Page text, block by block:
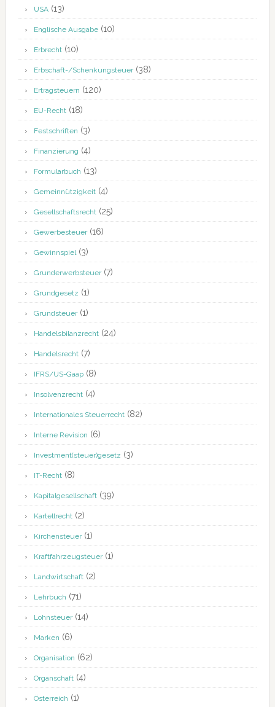
USA(13)
Englische Ausgabe(10)
Erbrecht(10)
Erbschaft-/Schenkungsteuer(38)
Ertragsteuern (120)
EU-Recht(18)
Festschriften (3)
Finanzierung (4)
Formularbuch (13)
Gemeinnützigkeit(4)
Gesellschaftsrecht(25)
Gewerbesteuer(16)
Gewinnspiel(3)
Grunderwerbsteuer(7)
Grundgesetz (1)
Grundsteuer(1)
Handelsbilanzrecht(24)
Handelsrecht(7)
IFRS/US-Gaap(8)
Insolvenzrecht(4)
Internationales Steuerrecht(82)
Interne Revision (6)
Investment(steuer)gesetz (3)
IT-Recht(8)
Kapitalgesellschaft(39)
Kartellrecht(2)
Kirchensteuer(1)
Kraftfahrzeugsteuer(1)
Landwirtschaft(2)
Lehrbuch (71)
Lohnsteuer(14)
Marken (6)
Organisation (62)
Organschaft(4)
Österreich (1)